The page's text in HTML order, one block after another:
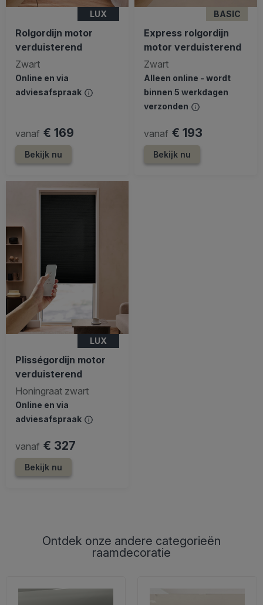
LUX
Rolgordijn motor
verduisterend
Zwart
Online en via
adviesafspraak
vanaf € 169
Bekijk nu
BASIC
Express rolgordijn
motor verduisterend
Zwart
Alleen online - wordt
binnen 5 werkdagen
verzonden
vanaf € 193
Bekijk nu
LUX
Plisségordijn motor
verduisterend
Honingraat zwart
Online en via
adviesafspraak
vanaf € 327
Bekijk nu
Ontdek onze andere categorieën
raamdecoratie